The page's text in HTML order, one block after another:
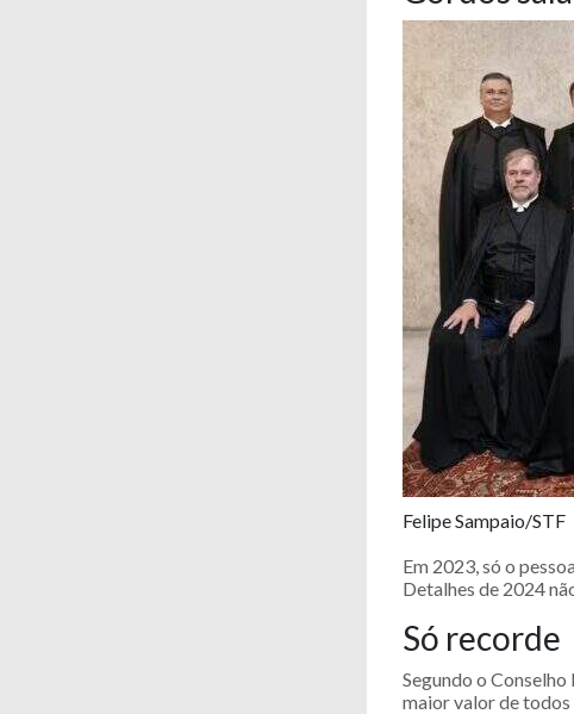
Felipe Sampaio/STF
Em 2023, só o
Detalhes de 2024
Só recorde
Segundo o
maior valor de todos